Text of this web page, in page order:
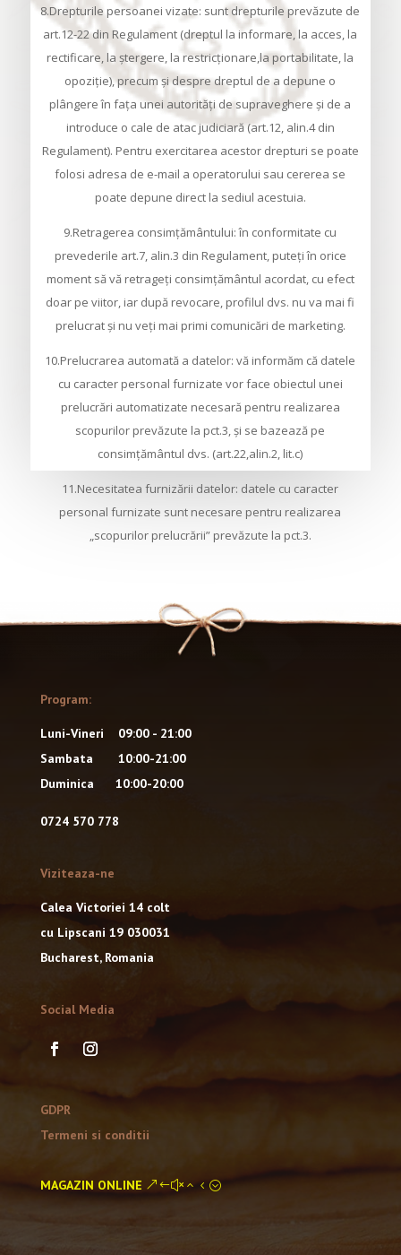
8.Drepturile persoanei vizate: sunt drepturile prevăzute de
art.12-22 din Regulament (dreptul la informare, la acces, la
rectificare, la ştergere, la restricţionare,la portabilitate, la
opoziţie), precum şi despre dreptul de a depune o
plângere în faţa unei autorităţi de supraveghere şi de a
introduce o cale de atac judiciară (art.12, alin.4 din
Regulament). Pentru exercitarea acestor drepturi se poate
folosi adresa de e-mail a operatorului sau cererea se
poate depune direct la sediul acestuia.
9.Retragerea consimţământului: în conformitate cu
prevederile art.7, alin.3 din Regulament, puteţi în orice
moment să vă retrageţi consimţământul acordat, cu efect
doar pe viitor, iar după revocare, profilul dvs. nu va mai fi
prelucrat şi nu veţi mai primi comunicări de marketing.
10.Prelucrarea automată a datelor: vă informăm că datele
cu caracter personal furnizate vor face obiectul unei
prelucrări automatizate necesară pentru realizarea
scopurilor prevăzute la pct.3, şi se bazează pe
consimţământul dvs. (art.22,alin.2, lit.c)
11.Necesitatea furnizării datelor: datele cu caracter
personal furnizate sunt necesare pentru realizarea
„scopurilor prelucrării” prevăzute la pct.3.
Program:
Luni-Vineri 09:00 - 21:00
Sambata 10:00-21:00
Duminica 10:00-20:00
0724 570 778
Viziteaza-ne
Calea Victoriei 14 colt
cu Lipscani 19 030031
Bucharest, Romania
Social Media
GDPR
Termeni si conditii
MAGAZIN ONLINE